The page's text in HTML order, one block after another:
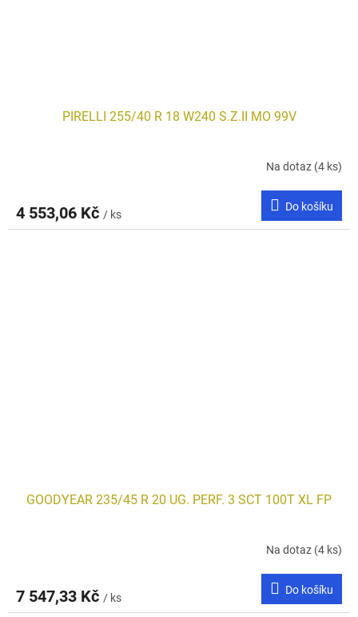
PIRELLI 255/40 R 18 W240 S.Z.II MO 99V
Na dotaz (4 ks)
4 553,06 Kč / ks
Do košíku
GOODYEAR 235/45 R 20 UG. PERF. 3 SCT 100T XL FP
Na dotaz (4 ks)
7 547,33 Kč / ks
Do košíku